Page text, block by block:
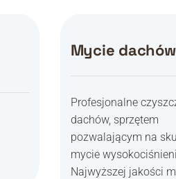
Mycie dachów
Profesjonalne
dachów, sprzętem
pozwalającym na
mycie
Najwyższej jakości